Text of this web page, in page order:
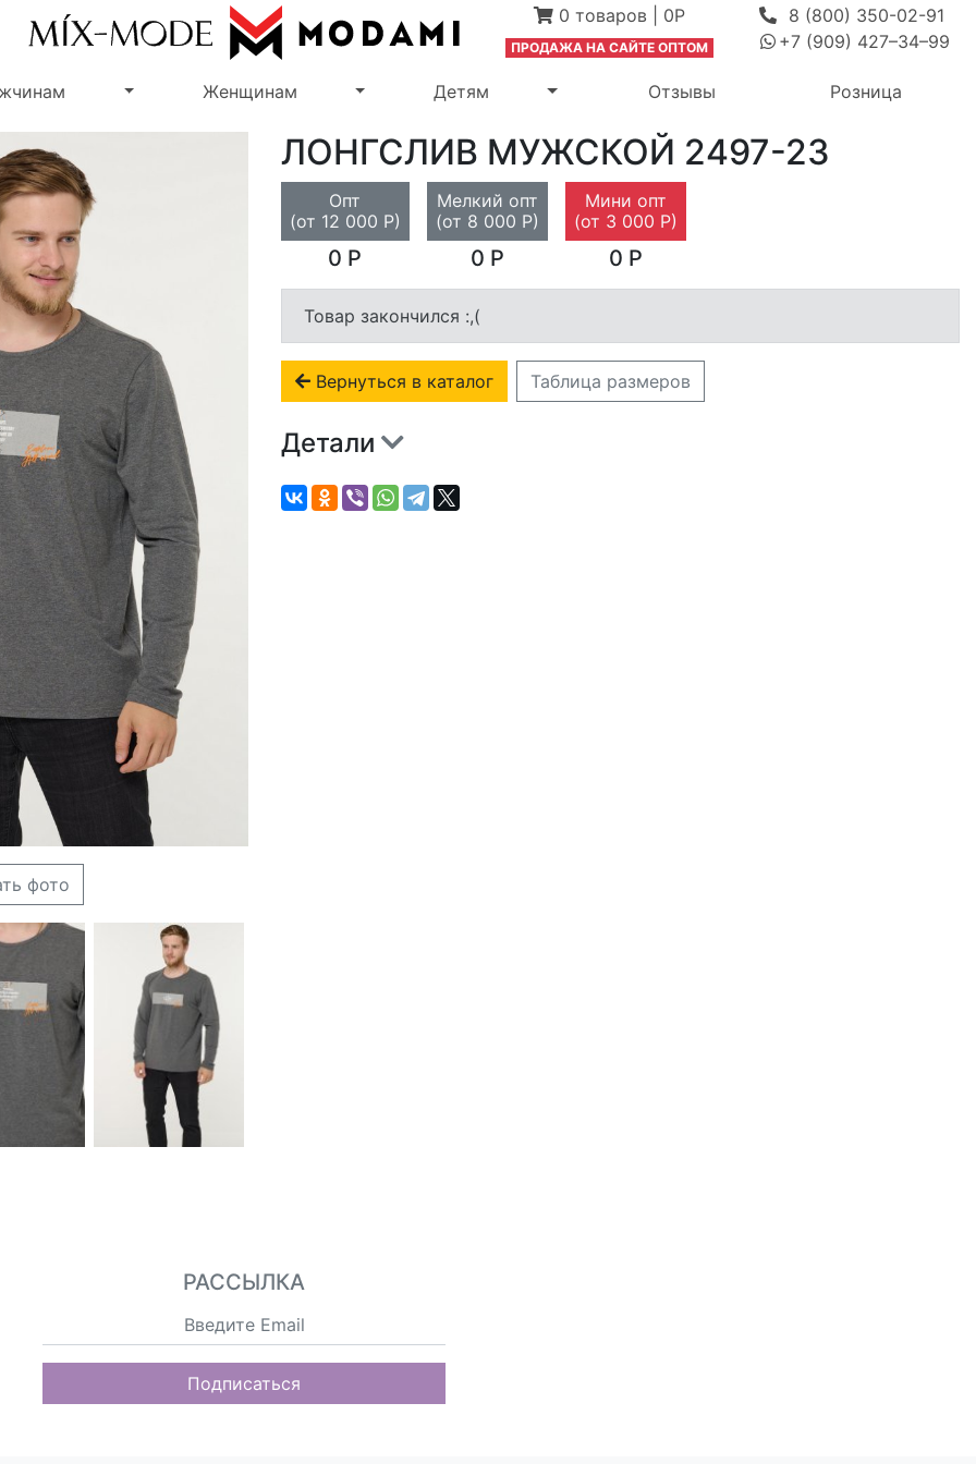
0 товаров 0Р
ПРОДАЖА НА САЙТЕ ОПТОМ
8 (800) 350-02-91
+7 (909) 427–34–99
Переключить выпадающее меню
Женщинам Переключить выпадающее меню
Детям Переключить выпадающее меню
Отзывы Розница
фото
ЛОНГСЛИВ МУЖСКОЙ 2497-23
Опт
(от 12 000 Р)
0 Р
Мелкий опт
(от 8 000 Р)
0 Р
Мини опт
(от 3 000 Р)
0 Р
Товар закончился :,(
Вернуться в каталог Таблица размеров
Детали
РАССЫЛКА
Подписаться